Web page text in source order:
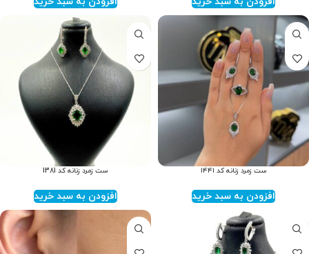
ست زمرد زنانه کد ۱۴۴۱
افزودن به سبد خرید
ست زمرد زنانه کد 1381
افزودن به سبد خرید